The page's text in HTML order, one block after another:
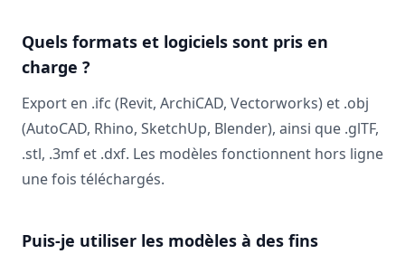
Quels formats et logiciels sont pris en
charge ?
Export en .ifc (Revit, ArchiCAD, Vectorworks) et .obj
(AutoCAD, Rhino, SketchUp, Blender), ainsi que .glTF,
.stl, .3mf et .dxf. Les modèles fonctionnent hors ligne
une fois téléchargés.
Puis-je utiliser les modèles à des fins